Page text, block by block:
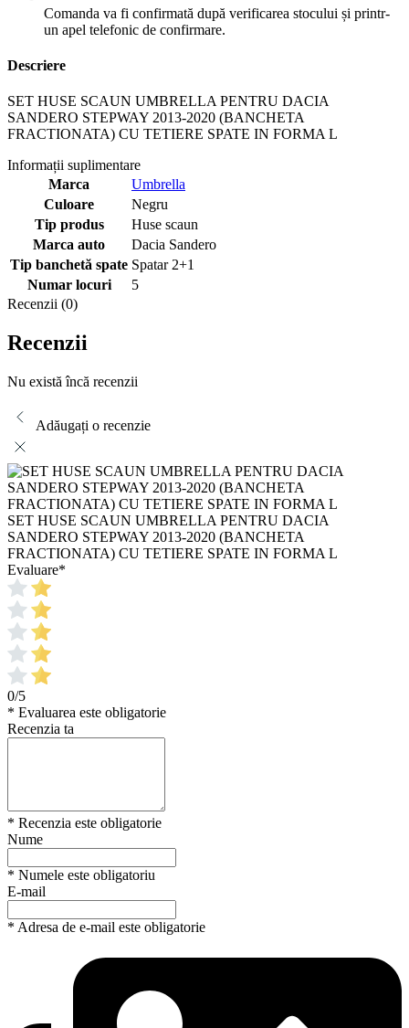
Comanda va fi confirmată după verificarea stocului și printr-
un apel telefonic de confirmare.
Descriere
SET HUSE SCAUN UMBRELLA PENTRU DACIA
SANDERO STEPWAY 2013-2020 (BANCHETA
FRACTIONATA) CU TETIERE SPATE IN FORMA L
Informații suplimentare
Marca
Umbrella
Culoare
Negru
Tip produs
Huse scaun
Marca auto
Dacia Sandero
Tip banchetă spate Spatar 2+1
Numar locuri
5
Recenzii (0)
Recenzii
Nu există încă recenzii
Adăugați o recenzie
SET HUSE SCAUN UMBRELLA PENTRU DACIA
SANDERO STEPWAY 2013-2020 (BANCHETA
FRACTIONATA) CU TETIERE SPATE IN FORMA L
Evaluare*
0/5
* Evaluarea este obligatorie
Recenzia ta
* Recenzia este obligatorie
Nume
* Numele este obligatoriu
E-mail
* Adresa de e-mail este obligatorie